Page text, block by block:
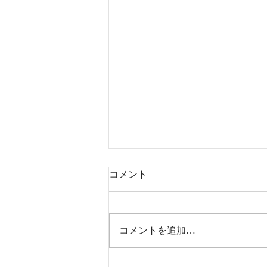
学校公演in北海道
コメント
コメントを追加…